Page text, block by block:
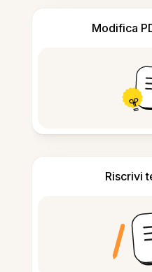
Modifica
Riscrivi